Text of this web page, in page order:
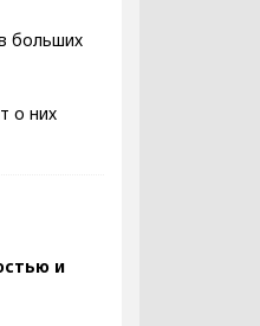
больших
о них
и